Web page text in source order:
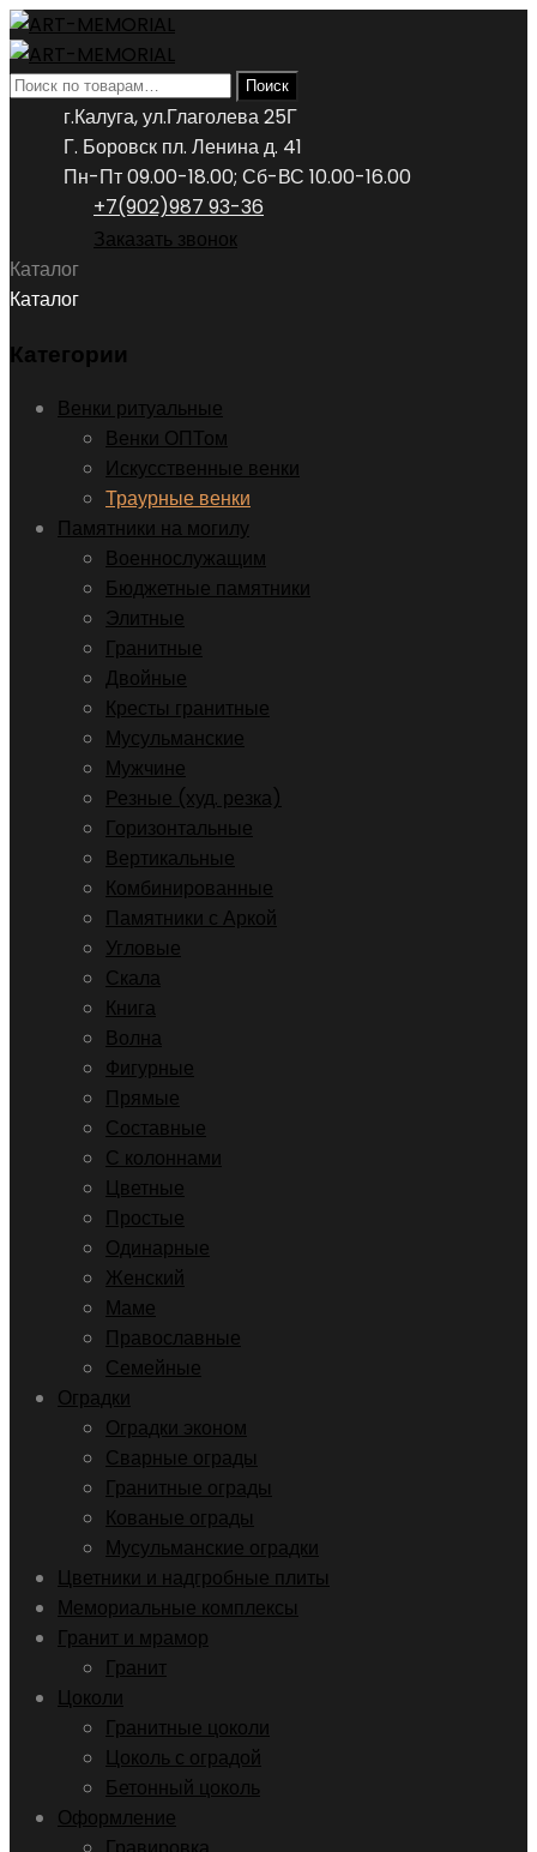
Искать: Поиск
г.Калуга, ул.Глаголева 25Г
Г. Боровск пл. Ленина д. 41
Пн-Пт 09.00-18.00; Сб-ВС 10.00-16.00
+7(902)987 93-36
Заказать звонок
Каталог
Каталог
Категории
Венки ритуальные
Венки ОПТом
Искусственные венки
Траурные венки
Памятники на могилу
Военнослужащим
Бюджетные памятники
Элитные
Гранитные
Двойные
Кресты гранитные
Мусульманские
Мужчине
Резные (худ. резка)
Горизонтальные
Вертикальные
Комбинированные
Памятники с Аркой
Угловые
Скала
Книга
Волна
Фигурные
Прямые
Составные
С колоннами
Цветные
Простые
Одинарные
Женский
Маме
Православные
Семейные
Оградки
Оградки эконом
Сварные ограды
Гранитные ограды
Кованые ограды
Мусульманские оградки
Цветники и надгробные плиты
Мемориальные комплексы
Гранит и мрамор
Гранит
Цоколи
Гранитные цоколи
Цоколь с оградой
Бетонный цоколь
Оформление